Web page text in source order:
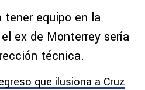
tener equipo en la
ex de Monterrey sería
técnica.
que ilusiona a Cruz